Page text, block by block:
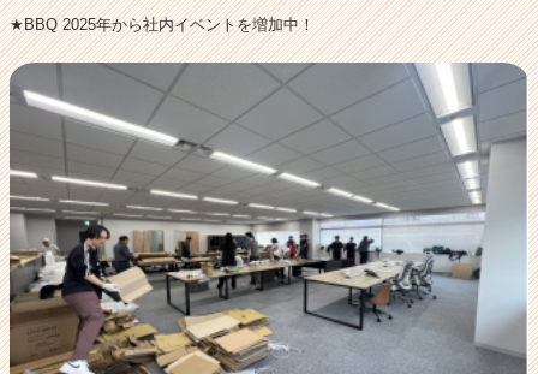
★BBQ 2025年から社内イベントを増加中！